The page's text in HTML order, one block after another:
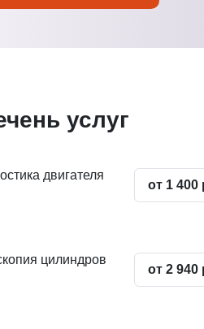
услуг
двигателя
от 1 400
цилиндров
от 2 940